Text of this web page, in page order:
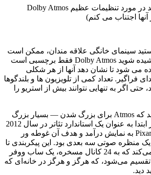
سینمای خانگی علاقه مندان، ممکن است
شوید Dolby Atmos فقط برچسبی است
می شود تا نشان دهد آنها از هر شکلی
فراگیر . تعداد کمی از تلویزیون ها و بلندگوها
اگر به تنهایی نتوانند بیش از استریو را
سختکوش ها می دانند که Atmos برای بزرگ شدن — بسیار بزرگ
ساخته شده است. در ابتدا به عنوان یک استاندارد تئاتر در سال 2012
همراه با فیلم Pixar Brave به نمایش درآمد و هدف آن غوطه ور
منظره صوتی سه بعدی بود. این پیکربندی تا
24.1.10 را پشتیبانی می‌کند که به 24 کانال مسخره، یک ساب ووفر
تقسیم می‌شود، که هرگز و هرگز در خانه‌ای که
دید.